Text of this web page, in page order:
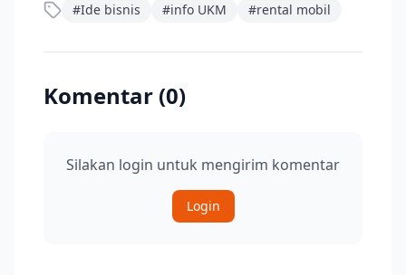
#Ide bisnis #info UKM #rental mobil
Komentar (0)
Silakan login untuk mengirim komentar
Login